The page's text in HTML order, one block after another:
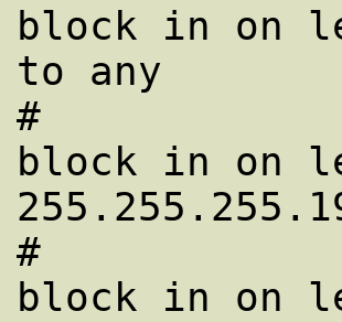
block in on
to any
#
block in on
#
block in on